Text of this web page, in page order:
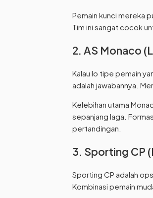
Pemain kunci mereka
Tim ini sangat cocok
2. AS Monaco
Kalau lo tipe pemain
adalah jawabannya.
Kelebihan utama
sepanjang laga.
pertandingan.
3. Sporting CP
Sporting CP adalah
Kombinasi pemain